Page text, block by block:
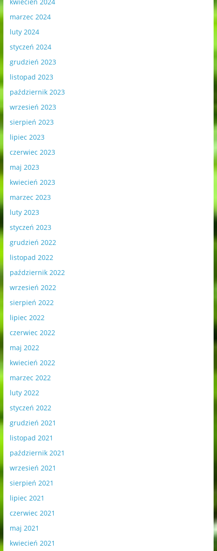
kwiecień 2024
marzec 2024
luty 2024
styczeń 2024
grudzień 2023
listopad 2023
październik 2023
wrzesień 2023
sierpień 2023
lipiec 2023
czerwiec 2023
maj 2023
kwiecień 2023
marzec 2023
luty 2023
styczeń 2023
grudzień 2022
listopad 2022
październik 2022
wrzesień 2022
sierpień 2022
lipiec 2022
czerwiec 2022
maj 2022
kwiecień 2022
marzec 2022
luty 2022
styczeń 2022
grudzień 2021
listopad 2021
październik 2021
wrzesień 2021
sierpień 2021
lipiec 2021
czerwiec 2021
maj 2021
kwiecień 2021